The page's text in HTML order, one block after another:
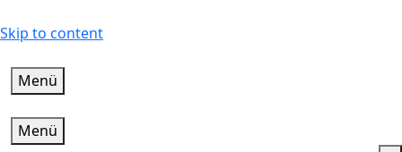
Skip to content
Menü
Menü